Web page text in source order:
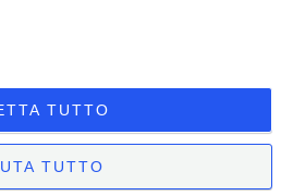
Reserved.
di Vendita
-
TUTTO
TUTTO